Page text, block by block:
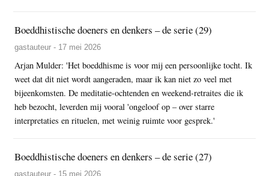
Boeddhistische doeners en denkers – de serie (29)
gastauteur - 17 mei 2026
Arjan Mulder: 'Het boeddhisme is voor mij een persoonlijke tocht. Ik
weet dat dit niet wordt aangeraden, maar ik kan niet zo veel met
bijeenkomsten. De meditatie-ochtenden en weekend-retraites die ik
heb bezocht, leverden mij vooral 'ongeloof op – over starre
interpretaties en rituelen, met weinig ruimte voor gesprek.'
Boeddhistische doeners en denkers – de serie (27)
gastauteur - 15 mei 2026